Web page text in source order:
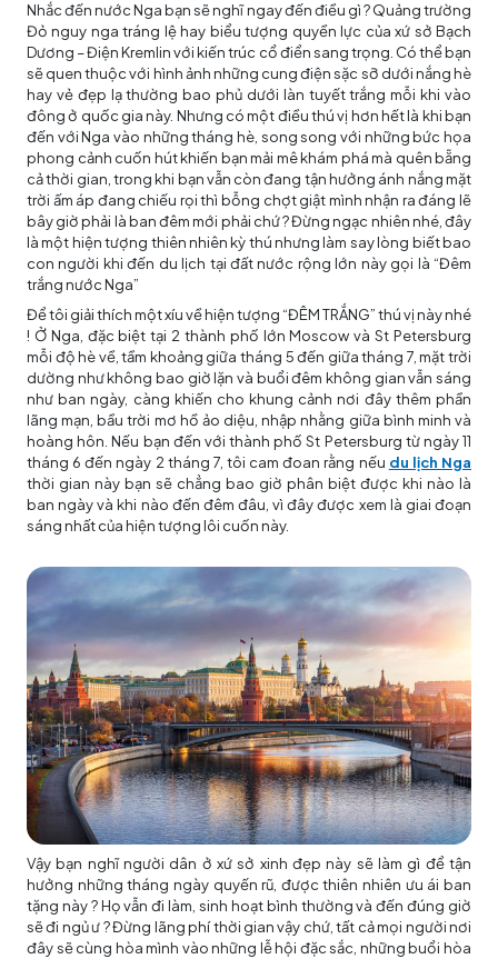
Nhắc đến nước Nga bạn sẽ nghĩ ngay đến điều gì ? Quảng trường
Đỏ nguy nga tráng lệ hay biểu tượng quyền lực của xứ sở Bạch
Dương – Điện Kremlin với kiến trúc cổ điển sang trọng. Có thể bạn
sẽ quen thuộc với hình ảnh những cung điện sặc sỡ dưới nắng hè
hay vẻ đẹp lạ thường bao phủ dưới làn tuyết trắng mỗi khi vào
đông ở quốc gia này. Nhưng có một điều thú vị hơn hết là khi bạn
đến với Nga vào những tháng hè, song song với những bức họa
phong cảnh cuốn hút khiến bạn mải mê khám phá mà quên bẵng
cả thời gian, trong khi bạn vẫn còn đang tận hưởng ánh nắng mặt
trời ấm áp đang chiếu rọi thì bỗng chợt giật mình nhận ra đáng lẽ
bây giờ phải là ban đêm mới phải chứ ? Đừng ngạc nhiên nhé, đây
là một hiện tượng thiên nhiên kỳ thú nhưng làm say lòng biết bao
con người khi đến du lịch tại đất nước rộng lớn này gọi là “Đêm
trắng nước Nga”
Để tôi giải thích một xíu về hiện tượng “ĐÊM TRẮNG” thú vị này nhé
! Ở Nga, đặc biệt tại 2 thành phố lớn Moscow và St Petersburg
mỗi độ hè về, tầm khoảng giữa tháng 5 đến giữa tháng 7, mặt trời
dường như không bao giờ lặn và buổi đêm không gian vẫn sáng
như ban ngày, càng khiến cho khung cảnh nơi đây thêm phần
lãng mạn, bầu trời mơ hồ ảo diệu, nhập nhằng giữa bình minh và
hoàng hôn. Nếu bạn đến với thành phố St Petersburg từ ngày 11
tháng 6 đến ngày 2 tháng 7, tôi cam đoan rằng nếu du lịch Nga
thời gian này bạn sẽ chẳng bao giờ phân biệt được khi nào là
ban ngày và khi nào đến đêm đâu, vì đây được xem là giai đoạn
sáng nhất của hiện tượng lôi cuốn này.
Vậy bạn nghĩ người dân ở xứ sở xinh đẹp này sẽ làm gì để tận
hưởng những tháng ngày quyến rũ, được thiên nhiên ưu ái ban
tặng này ? Họ vẫn đi làm, sinh hoạt bình thường và đến đúng giờ
sẽ đi ngủ ư ? Đừng lãng phí thời gian vậy chứ, tất cả mọi người nơi
đây sẽ cùng hòa mình vào những lễ hội đặc sắc, những buổi hòa